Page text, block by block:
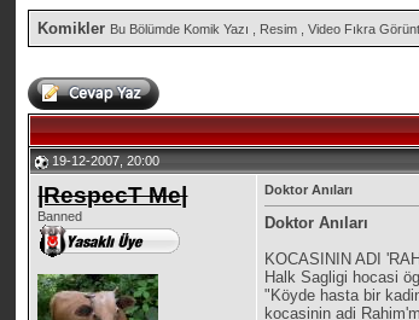
Komikler Bu Bölümde Komik Yazı , Resim , Video Fıkra
19-12-2007, 20:00
|RespecT Me|
Banned
Doktor Anıları
Doktor Anıları
KOCASININ ADI
Halk Sagligi hocasi
"Köyde hasta bir
kocasinin adi